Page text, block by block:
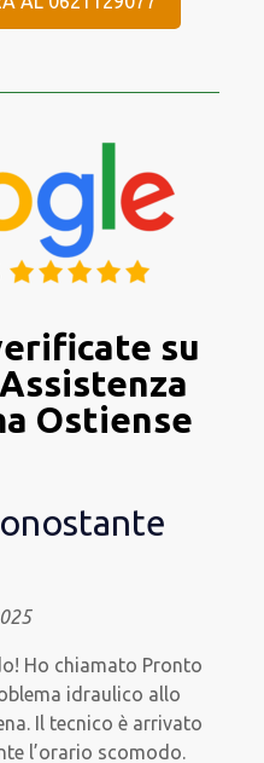
su
Ostiense
Ho chiamato Pronto
idraulico allo
Il tecnico è arrivato
l’orario scomodo.